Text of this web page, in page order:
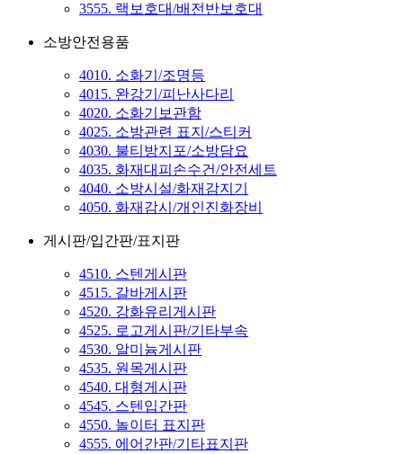
3555. 랙보호대/배전반보호대
소방안전용품
4010. 소화기/조명등
4015. 완강기/피난사다리
4020. 소화기보관함
4025. 소방관련 표지/스티커
4030. 불티방지포/소방담요
4035. 화재대피손수건/안전세트
4040. 소방시설/화재감지기
4050. 화재감시/개인진화장비
게시판/입간판/표지판
4510. 스텐게시판
4515. 갈바게시판
4520. 강화유리게시판
4525. 로고게시판/기타부속
4530. 알미늄게시판
4535. 원목게시판
4540. 대형게시판
4545. 스텐입간판
4550. 놀이터 표지판
4555. 에어간판/기타표지판